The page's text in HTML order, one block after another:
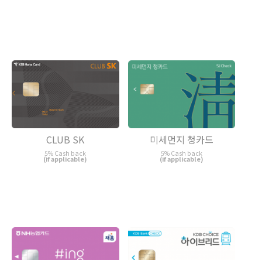
CLUB SK
5% Cash back
(if applicable)
미세먼지 청카드
5% Cash back
(if applicable)